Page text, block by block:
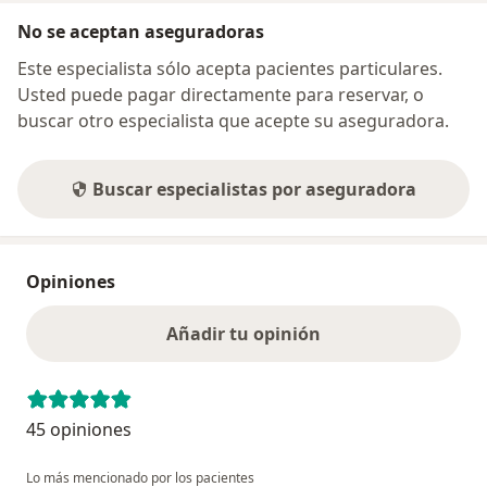
No se aceptan aseguradoras
Este especialista sólo acepta pacientes particulares.
Usted puede pagar directamente para reservar, o
buscar otro especialista que acepte su aseguradora.
Buscar especialistas por aseguradora
Opiniones
Añadir tu opinión
45 opiniones
Lo más mencionado por los pacientes